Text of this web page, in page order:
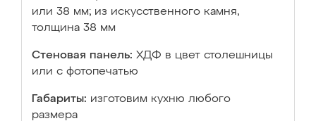
или 38 мм; из искусственного камня,
толщина 38 мм
Стеновая панель: ХДФ в цвет столешницы
или с фотопечатью
Габариты: изготовим кухню любого
размера